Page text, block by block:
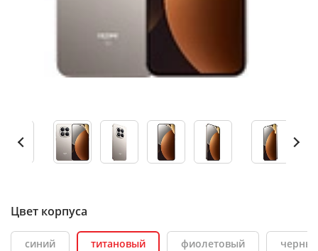
Цвет корпуса
синий титановый фиолетовый